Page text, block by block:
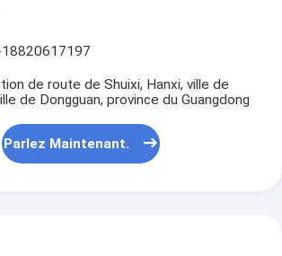
de route de Shuixi, Hanxi, ville de
de Dongguan, province du Guangdong
Parlez Maintenant.